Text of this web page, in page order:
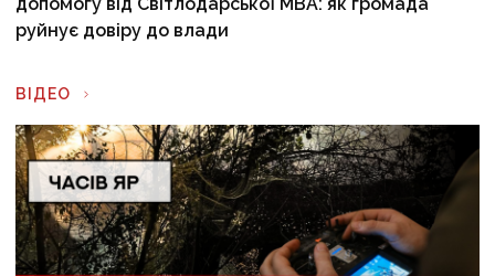
руйнує довіру до влади
ВІДЕО